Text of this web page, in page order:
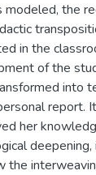
the
in the
of the
into
report.
her
the